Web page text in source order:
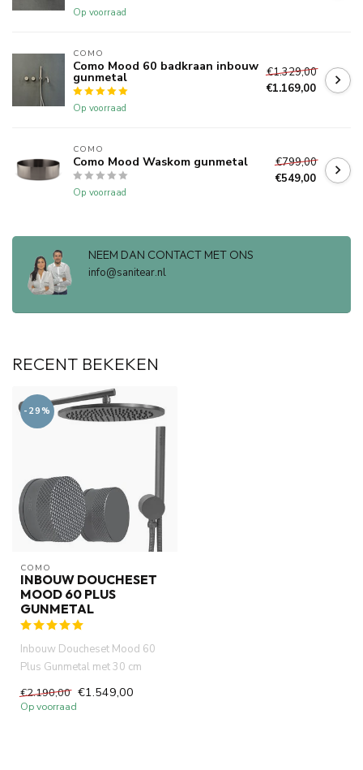
Op voorraad
COMO
Como Mood 60 badkraan inbouw
gunmetal
Op voorraad
€1.329,00
€1.169,00
COMO
Como Mood Waskom gunmetal
Op voorraad
€799,00
€549,00
NEEM DAN CONTACT MET ONS
info@sanitear.nl
RECENT BEKEKEN
-29%
COMO
INBOUW DOUCHESET
MOOD 60 PLUS
GUNMETAL
Inbouw Doucheset Mood 60
Plus Gunmetal met 30 cm
waterbesparende douchekop.
inge...
€2.190,00 €1.549,00
Op voorraad